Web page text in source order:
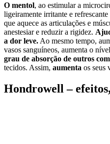
O mentol, ao estimular a
ligeiramente irritante e
que aquece as articulações e
anestesiar e reduzir a rigidez.
a dor leve. Ao mesmo tempo,
vasos sanguíneos, aumenta o
grau de absorção de outros
tecidos. Assim, aumenta os seus
Hondrowell –